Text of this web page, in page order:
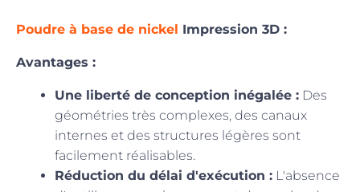
Poudre à base de nickel Impression 3D :
Avantages :
Une liberté de conception inégalée : Des
géométries très complexes, des canaux
internes et des structures légères sont
facilement réalisables.
Réduction du délai d'exécution : L'absence